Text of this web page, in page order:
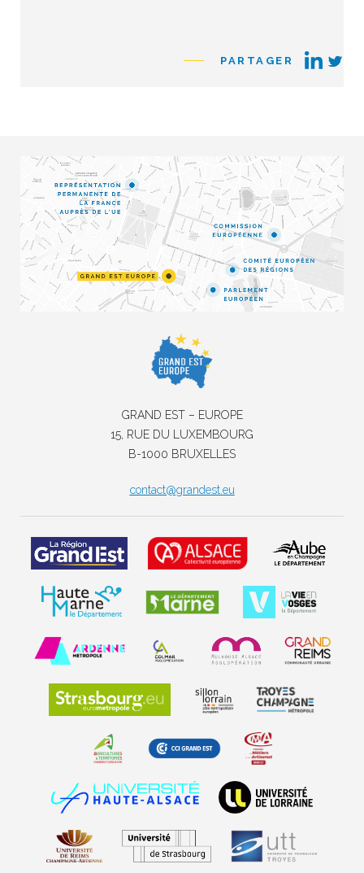
PARTAGER
GRAND EST – EUROPE
15, RUE DU LUXEMBOURG
B-1000 BRUXELLES
contact@grandest.eu